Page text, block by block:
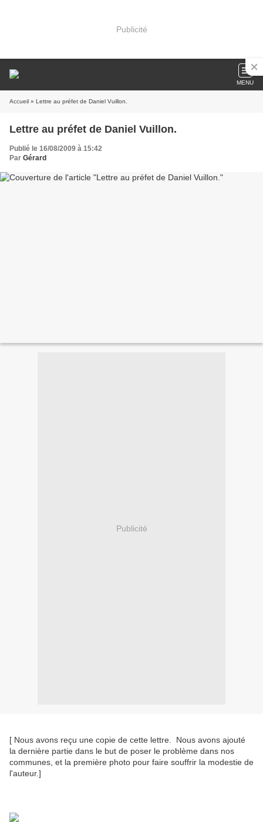
Publicité
MENU
Accueil » Lettre au préfet de Daniel Vuillon.
Lettre au préfet de Daniel Vuillon.
Publié le 16/08/2009 à 15:42
Par Gérard
Publicité
[ Nous avons reçu une copie de cette lettre. Nous avons ajouté
la dernière partie dans le but de poser le problème dans nos
communes, et la première photo pour faire souffrir la modestie de
l'auteur.]